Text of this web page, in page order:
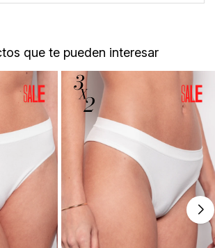
que te pueden interesar